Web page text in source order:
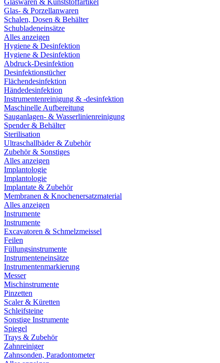
Glaswaren & Kunststoffartikel
Glas- & Porzellanwaren
Schalen, Dosen & Behälter
Schubladeneinsätze
Alles anzeigen
Hygiene & Desinfektion
Hygiene & Desinfektion
Abdruck-Desinfektion
Desinfektionstücher
Flächendesinfektion
Händedesinfektion
Instrumentenreinigung & -desinfektion
Maschinelle Aufbereitung
Sauganlagen- & Wasserlinienreinigung
Spender & Behälter
Sterilisation
Ultraschallbäder & Zubehör
Zubehör & Sonstiges
Alles anzeigen
Implantologie
Implantologie
Implantate & Zubehör
Membranen & Knochenersatzmaterial
Alles anzeigen
Instrumente
Instrumente
Excavatoren & Schmelzmeissel
Feilen
Füllungsinstrumente
Instrumenteneinsätze
Instrumentenmarkierung
Messer
Mischinstrumente
Pinzetten
Scaler & Küretten
Schleifsteine
Sonstige Instrumente
Spiegel
Trays & Zubehör
Zahnreiniger
Zahnsonden, Paradontometer